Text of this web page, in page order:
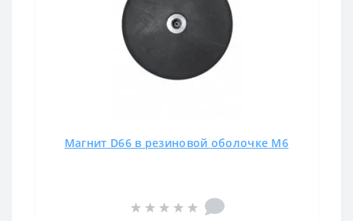
Магнит D66 в резиновой оболочке М6